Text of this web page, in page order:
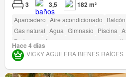
3 3,5 182 m²
Aparcadero Aire acondicionado Balcón
Gas natural Agua Gimnasio Piscina
Barbecue
Acceso para personas con
Hace 4 días
VICKY AGUILERA BIENES RAÍCES